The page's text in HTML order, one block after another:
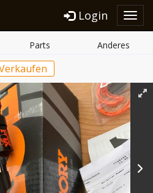
Login
Parts Anderes